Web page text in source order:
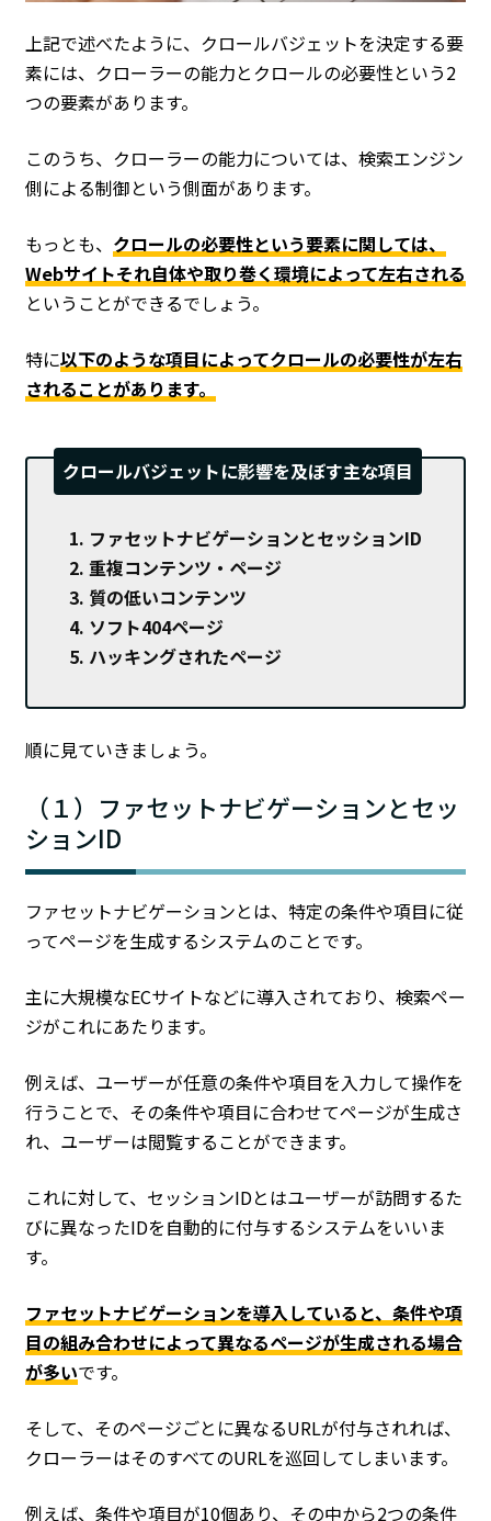
上記で述べたように、クロールバジェットを決定する要
素には、クローラーの能力とクロールの必要性という2
つの要素があります。
このうち、クローラーの能力については、検索エンジン
側による制御という側面があります。
もっとも、 クロールの必要性という要素に関しては、
Webサイトそれ自体や取り巻く環境によって左右される
ということができるでしょう。
特に以下のような項目によってクロールの必要性が左右
されることがあります。
クロールバジェットに影響を及ぼす主な項目
ファセットナビゲーションとセッションID
重複コンテンツ・ページ
質の低いコンテンツ
ソフト404ページ
ハッキングされたページ
順に見ていきましょう。
（１）ファセットナビゲーションとセッ
ションID
ファセットナビゲーションとは、特定の条件や項目に従
ってページを生成するシステムのことです。
主に大規模なECサイトなどに導入されており、検索ペー
ジがこれにあたります。
例えば、ユーザーが任意の条件や項目を入力して操作を
行うことで、その条件や項目に合わせてページが生成さ
れ、ユーザーは閲覧することができます。
これに対して、セッションIDとはユーザーが訪問するた
びに異なったIDを自動的に付与するシステムをいいま
す。
ファセットナビゲーションを導入していると、条件や項
目の組み合わせによって異なるページが生成される場合
が多いです。
そして、そのページごとに異なるURLが付与されれば、
クローラーはそのすべてのURLを巡回してしまいます。
例えば、条件や項目が10個あり、その中から2つの条件